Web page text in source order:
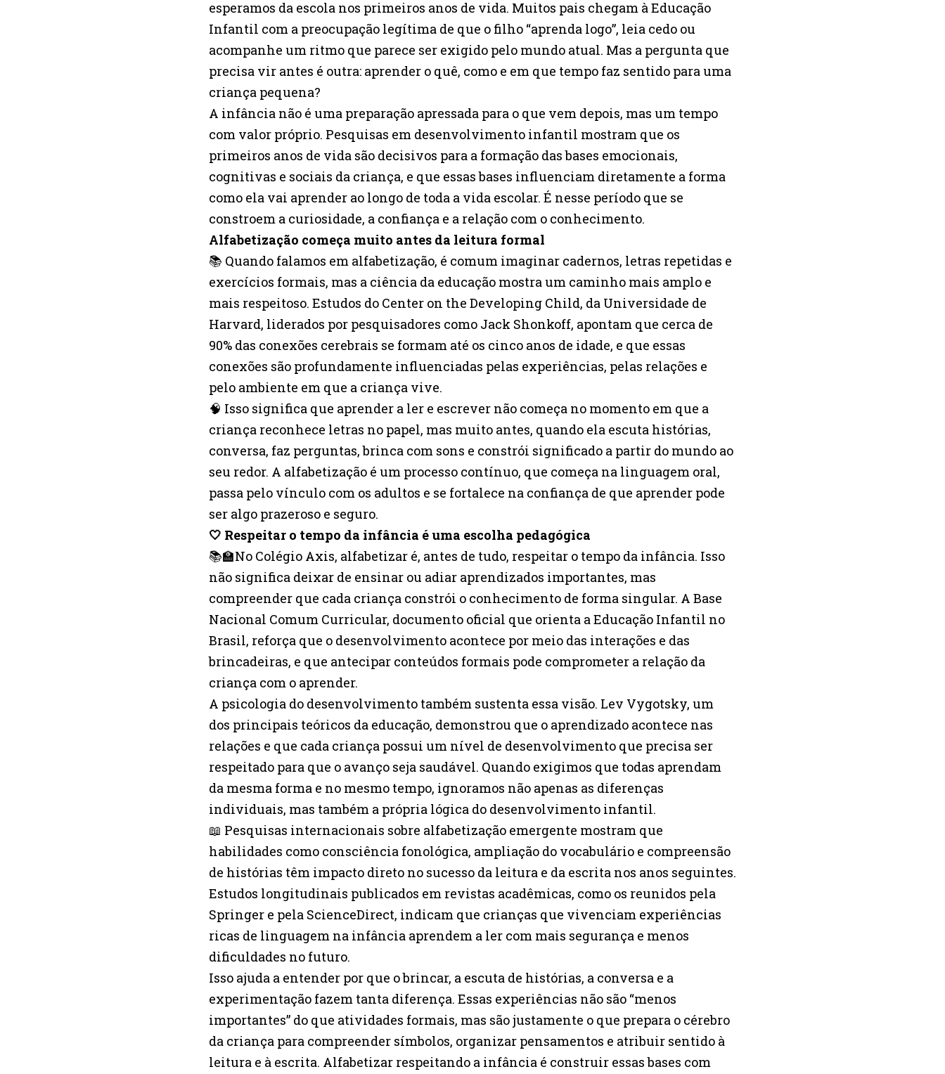
esperamos da escola nos primeiros anos de vida. Muitos pais chegam à Educação
Infantil com a preocupação legítima de que o filho “aprenda logo”, leia cedo ou
acompanhe um ritmo que parece ser exigido pelo mundo atual. Mas a pergunta que
precisa vir antes é outra: aprender o quê, como e em que tempo faz sentido para uma
criança pequena?
A infância não é uma preparação apressada para o que vem depois, mas um tempo
com valor próprio. Pesquisas em desenvolvimento infantil mostram que os
primeiros anos de vida são decisivos para a formação das bases emocionais,
cognitivas e sociais da criança, e que essas bases influenciam diretamente a forma
como ela vai aprender ao longo de toda a vida escolar. É nesse período que se
constroem a curiosidade, a confiança e a relação com o conhecimento.
Alfabetização começa muito antes da leitura formal
📚 Quando falamos em alfabetização, é comum imaginar cadernos, letras repetidas e
exercícios formais, mas a ciência da educação mostra um caminho mais amplo e
mais respeitoso. Estudos do Center on the Developing Child, da Universidade de
Harvard, liderados por pesquisadores como Jack Shonkoff, apontam que cerca de
90% das conexões cerebrais se formam até os cinco anos de idade, e que essas
conexões são profundamente influenciadas pelas experiências, pelas relações e
pelo ambiente em que a criança vive.
🧠 Isso significa que aprender a ler e escrever não começa no momento em que a
criança reconhece letras no papel, mas muito antes, quando ela escuta histórias,
conversa, faz perguntas, brinca com sons e constrói significado a partir do mundo ao
seu redor. A alfabetização é um processo contínuo, que começa na linguagem oral,
passa pelo vínculo com os adultos e se fortalece na confiança de que aprender pode
ser algo prazeroso e seguro.
🤍 Respeitar o tempo da infância é uma escolha pedagógica
📚🏫No Colégio Axis, alfabetizar é, antes de tudo, respeitar o tempo da infância. Isso
não significa deixar de ensinar ou adiar aprendizados importantes, mas
compreender que cada criança constrói o conhecimento de forma singular. A Base
Nacional Comum Curricular, documento oficial que orienta a Educação Infantil no
Brasil, reforça que o desenvolvimento acontece por meio das interações e das
brincadeiras, e que antecipar conteúdos formais pode comprometer a relação da
criança com o aprender.
A psicologia do desenvolvimento também sustenta essa visão. Lev Vygotsky, um
dos principais teóricos da educação, demonstrou que o aprendizado acontece nas
relações e que cada criança possui um nível de desenvolvimento que precisa ser
respeitado para que o avanço seja saudável. Quando exigimos que todas aprendam
da mesma forma e no mesmo tempo, ignoramos não apenas as diferenças
individuais, mas também a própria lógica do desenvolvimento infantil.
📖 Pesquisas internacionais sobre alfabetização emergente mostram que
habilidades como consciência fonológica, ampliação do vocabulário e compreensão
de histórias têm impacto direto no sucesso da leitura e da escrita nos anos seguintes.
Estudos longitudinais publicados em revistas acadêmicas, como os reunidos pela
Springer e pela ScienceDirect, indicam que crianças que vivenciam experiências
ricas de linguagem na infância aprendem a ler com mais segurança e menos
dificuldades no futuro.
Isso ajuda a entender por que o brincar, a escuta de histórias, a conversa e a
experimentação fazem tanta diferença. Essas experiências não são “menos
importantes” do que atividades formais, mas são justamente o que prepara o cérebro
da criança para compreender símbolos, organizar pensamentos e atribuir sentido à
leitura e à escrita. Alfabetizar respeitando a infância é construir essas bases com